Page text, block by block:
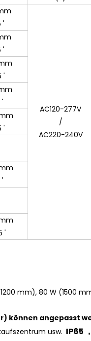
'
AC120-277V
/
AC220-240V
'
'
'
'
'
'
mm), 80 W (1500
können angepasst
usw. IP65